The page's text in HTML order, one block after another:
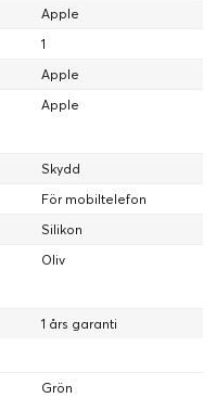
Apple
1
Apple
Apple
Skydd
För mobiltelefon
Silikon
Oliv
1 års garanti
Grön